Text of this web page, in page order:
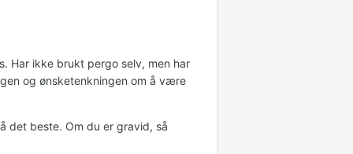
Har ikke brukt pergo selv, men har
og ønsketenkningen om å være
det beste. Om du er gravid, så